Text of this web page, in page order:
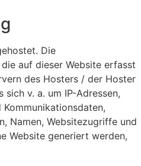
Die
auf dieser Website erfasst
des Hosters / der Hoster
v. a. um IP-Adressen,
Namen, Websitezugriffe und
Website generiert werden,